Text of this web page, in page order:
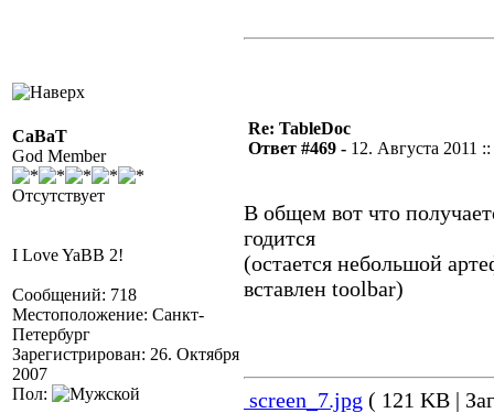
CaBaT
God Member
Отсутствует
I Love YaBB 2!
Сообщений: 718
Местоположение: Санкт-
Петербург
Зарегистрирован: 26. Октября
2007
Пол:
Re: TableDoc
Ответ #469 - 12. Августа 2011
В общем вот что
годится
(остается небольшой
вставлен toolbar)
screen_7.jpg ( 121 KB |